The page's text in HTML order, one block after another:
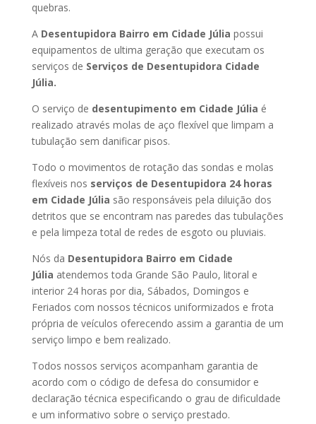
quebras.
A Desentupidora Bairro em Cidade Júlia possui
equipamentos de ultima geração que executam os
serviços de Serviços de Desentupidora Cidade
Júlia.
O serviço de desentupimento em Cidade Júlia é
realizado através molas de aço flexível que limpam a
tubulação sem danificar pisos.
Todo o movimentos de rotação das sondas e molas
flexíveis nos serviços de Desentupidora 24 horas
em Cidade Júlia são responsáveis pela diluição dos
detritos que se encontram nas paredes das tubulações
e pela limpeza total de redes de esgoto ou pluviais.
Nós da Desentupidora Bairro em Cidade
Júlia atendemos toda Grande São Paulo, litoral e
interior 24 horas por dia, Sábados, Domingos e
Feriados com nossos técnicos uniformizados e frota
própria de veículos oferecendo assim a garantia de um
serviço limpo e bem realizado.
Todos nossos serviços acompanham garantia de
acordo com o código de defesa do consumidor e
declaração técnica especificando o grau de dificuldade
e um informativo sobre o serviço prestado.